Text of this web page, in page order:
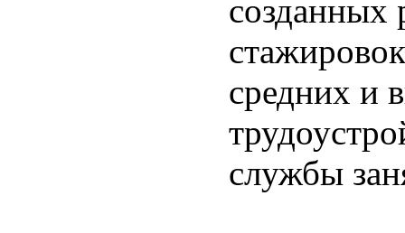
созданных
средних и
службы